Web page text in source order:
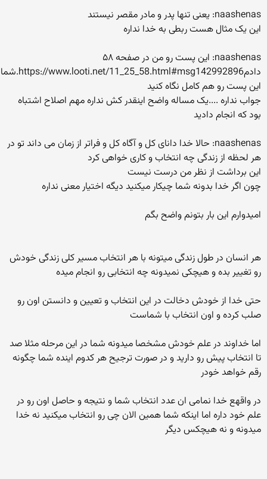
naashenas: یعنی تنها پدر و مادر مقصر نیستند
این یک مثال هست ربطی به خدا نداره
naashenas: این پست رو من در صفحه ۵۸
دادمhttps://www.looti.net/11_25_58.html#msg142992896.شما
این پست رو هم کامل نگاه کنید
جواب نداره ....یک مساله واضح اینقدر کش نداره مهم اصلاح اشتباه
بود که انجام دادید
naashenas: حالا خدا دانای کل و آگاه کل و فراتر از زمان می داند تو در
هر لحظه از زندگی چه انتخاب و کاری خواهی کرد
این برداشت از نظر من درست نیست
چون اگر خدا بدونه شما چیکار میکنید دیگه اختیار معنی نداره
امیدوارم این بار بتونم واضح بگم
هر انسان در طول زندگی میتونه با هر انتخاب مسیر کلی زندگی خودش
رو تغییر بده و هیچکی نمیدونه چه انتخابی رو انجام میده
حتی خدا از خودش دخالت در این انتخاب و تعیین و دانستن اون رو
صلب کرده و اون انتخاب با شماست
اما خداوند در علم خودش مشخصا میدونه شما در این مرحله مثلا صد
تا انتخاب پیش رو دارید و در صورت ترجیح هر کدوم اینده شما چگونه
رقم خواهد خودر
در واقهع خدا نمامی ان عدد انتخاب شما و نتیجه و حاصل اون رو در
علم خود داره اما اینکه شما همین الان چی رو انتخاب میکنید نه خدا
میدونه و نه هیچکس دیگر